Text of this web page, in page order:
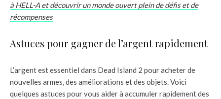
à HELL-A et découvrir un monde ouvert plein de défis et de
récompenses
Astuces pour gagner de l’argent rapidement
L’argent est essentiel dans Dead Island 2 pour acheter de
nouvelles armes, des améliorations et des objets. Voici
quelques astuces pour vous aider à accumuler rapidement des